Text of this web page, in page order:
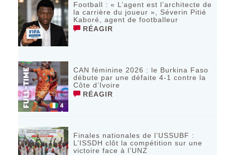
Football : « L’agent est l’architecte de
la carrière du joueur », Séverin Pitié
Kaboré, agent de footballeur
RÉAGIR
CAN féminine 2026 : le Burkina Faso
débute par une défaite 4-1 contre la
Côte d’Ivoire
RÉAGIR
Finales nationales de l’USSUBF :
L’ISSDH clôt la compétition sur une
victoire face à l’UNZ